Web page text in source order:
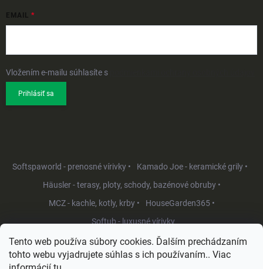
Tento web používa súbory cookies. Ďalším prechádzaním
tohto webu vyjadrujete súhlas s ich používaním.. Viac
EMAIL
Vložením e-mailu súhlasíte s
Prihlásiť sa
Softspaworld - prenosné vírivky •
Kamado Joe - keramické grily •
Häusler - terasy, ploty, schody, bazénové obruby •
MCZ - kachle, kotly, krby •
HouseGarden365 •
Softub - luxusné vírivky